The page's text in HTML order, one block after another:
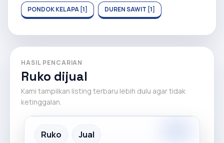
PONDOK KELAPA [1] DUREN SAWIT [1]
HASIL PENCARIAN
Ruko dijual
Kami tampilkan listing terbaru lebih dulu agar tidak
ketinggalan.
Recommended
Ruko Jual